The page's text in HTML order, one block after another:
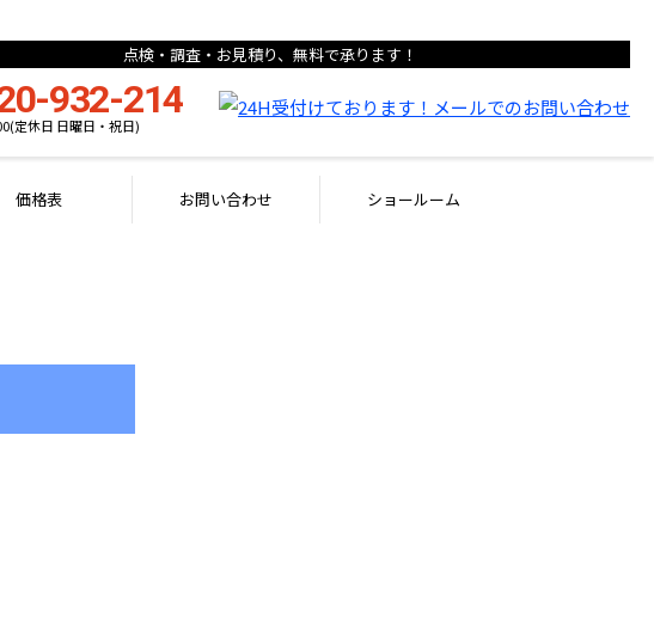
点検・調査・お見積り、無料で承ります！
932-214
定休日 日曜日・祝日)
価格表 お問い合わせ ショールーム